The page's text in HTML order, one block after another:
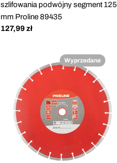
szlifowania podwójny segment 125
mm Proline 89435
Cena
127,99 zł
Wyprzedane